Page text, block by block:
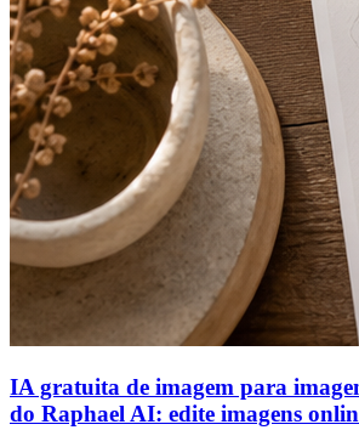
IA gratuita de imagem para
do Raphael AI: edite imagens